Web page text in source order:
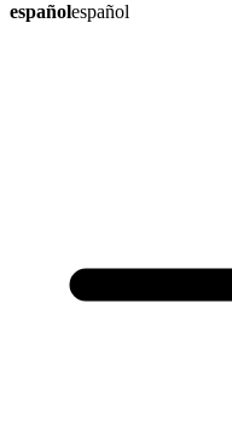
españolespañol